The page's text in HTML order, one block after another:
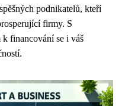
podnikatelů, kteří
firmy. S
financování se i váš